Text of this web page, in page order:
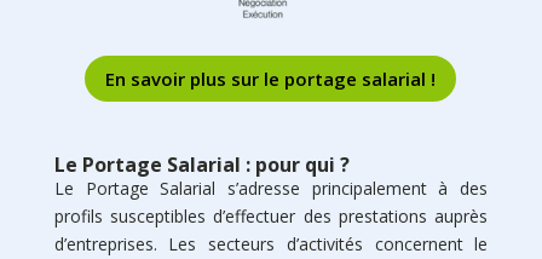
En savoir plus sur le portage salarial !
Le Portage Salarial : pour qui ?
Le Portage Salarial s’adresse principalement à des
profils susceptibles d’effectuer des prestations auprès
d’entreprises. Les secteurs d’activités concernent le